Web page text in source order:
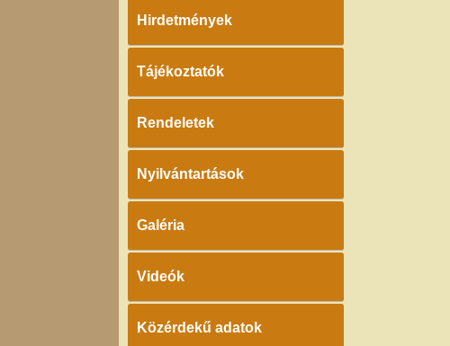
Hirdetmények
Tájékoztatók
Rendeletek
Nyilvántartások
Galéria
Videók
Közérdekű adatok